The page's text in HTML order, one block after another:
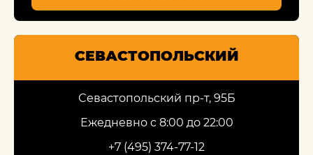
СЕВАСТОПОЛЬСКИЙ
Севастопольский пр-т, 95Б
Ежедневно с 8:00 до 22:00
+7 (495) 374-77-12